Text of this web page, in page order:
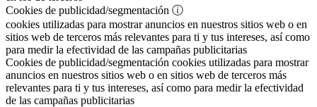
Cookies de publicidad/segmentación ⓘ
cookies utilizadas para mostrar anuncios en nuestros sitios web o en
sitios web de terceros más relevantes para ti y tus intereses, así como
para medir la efectividad de las campañas publicitarias
Cookies de publicidad/segmentación cookies utilizadas para mostrar
anuncios en nuestros sitios web o en sitios web de terceros más
relevantes para ti y tus intereses, así como para medir la efectividad
de las campañas publicitarias